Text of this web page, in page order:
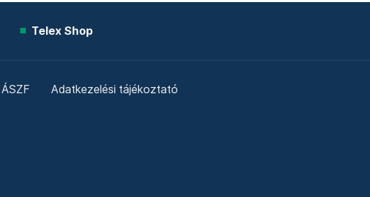
Telex Shop
ÁSZF Adatkezelési tájékoztató